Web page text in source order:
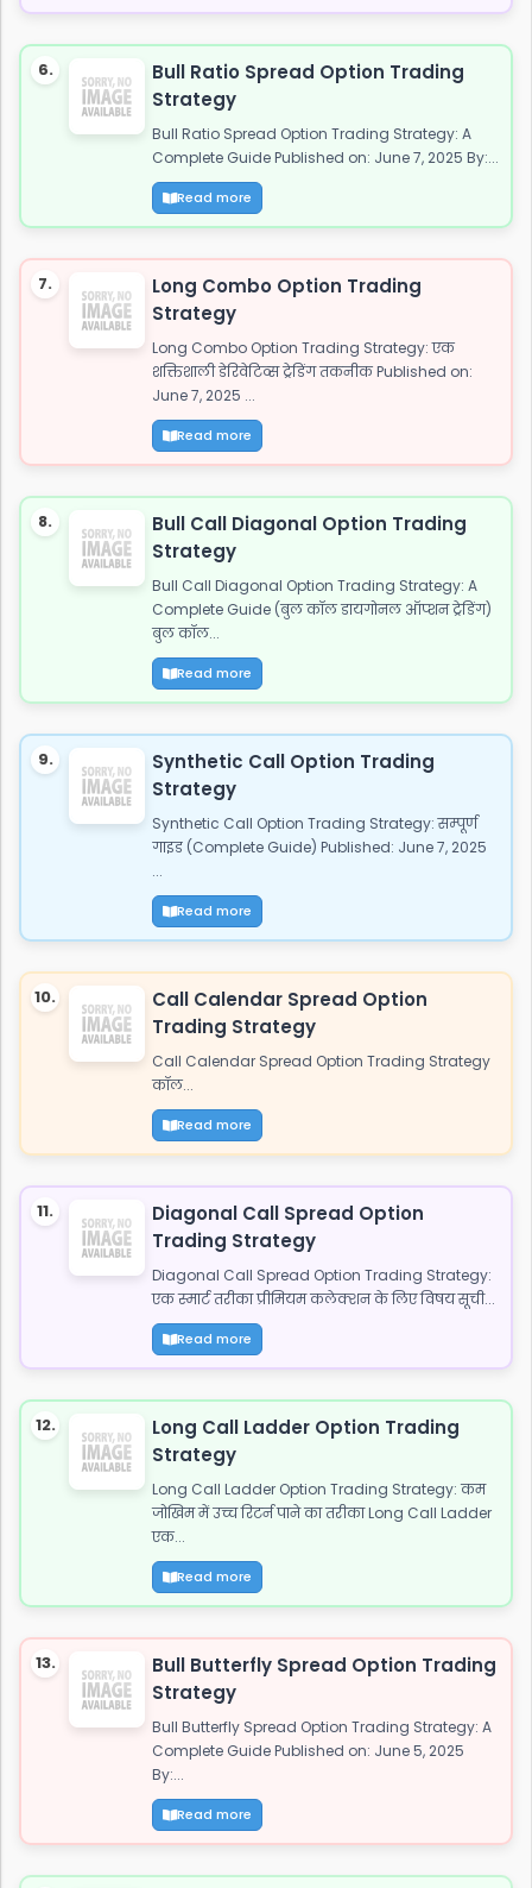
6.
Bull Ratio Spread Option Trading
Strategy
Bull Ratio Spread Option Trading Strategy: A
Complete Guide Published on: June 7, 2025 By:...
Read more
7.
Long Combo Option Trading
Strategy
Long Combo Option Trading Strategy: एक
शक्तिशाली डेरिवेटिव्स ट्रेडिंग तकनीक Published on:
June 7, 2025 ...
Read more
8.
Bull Call Diagonal Option Trading
Strategy
Bull Call Diagonal Option Trading Strategy: A
Complete Guide (बुल कॉल डायगोनल ऑप्शन ट्रेडिंग)
बुल कॉल...
Read more
9.
Synthetic Call Option Trading
Strategy
Synthetic Call Option Trading Strategy: सम्पूर्ण
गाइड (Complete Guide) Published: June 7, 2025
...
Read more
10.
Call Calendar Spread Option
Trading Strategy
Call Calendar Spread Option Trading Strategy
कॉल...
Read more
11.
Diagonal Call Spread Option
Trading Strategy
Diagonal Call Spread Option Trading Strategy:
एक स्मार्ट तरीका प्रीमियम कलेक्शन के लिए विषय सूची...
Read more
12.
Long Call Ladder Option Trading
Strategy
Long Call Ladder Option Trading Strategy: कम
जोखिम में उच्च रिटर्न पाने का तरीका Long Call Ladder
एक...
Read more
13.
Bull Butterfly Spread Option Trading
Strategy
Bull Butterfly Spread Option Trading Strategy: A
Complete Guide Published on: June 5, 2025
By:...
Read more